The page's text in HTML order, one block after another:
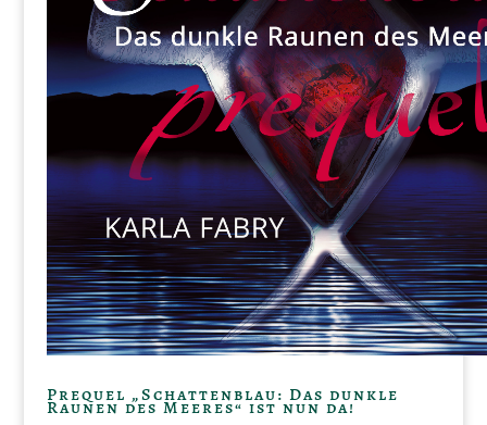
Prequel „Schattenblau: Das dunkle
Raunen des Meeres“ ist nun da!